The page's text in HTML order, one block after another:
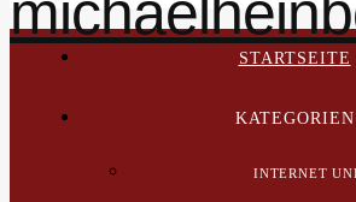
STARTSEITE
KATEGORIEN
INTERNET